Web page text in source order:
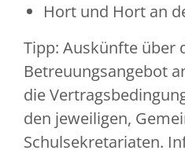
Hort und Hort an
Tipp: Auskünfte über
Betreuungsangebot
die
den jeweiligen,
Schulsekretariaten.